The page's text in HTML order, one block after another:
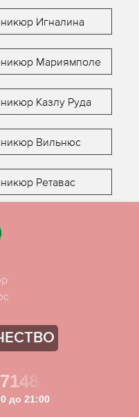
Игналина
Мариямполе
Казлу Руда
Вильнюс
Ретавас
до 21:00